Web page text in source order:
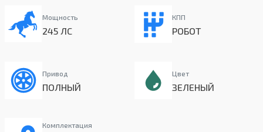
Мощность
245 ЛС
КПП
РОБОТ
Привод
ПОЛНЫЙ
Цвет
ЗЕЛЕНЫЙ
Комплектация